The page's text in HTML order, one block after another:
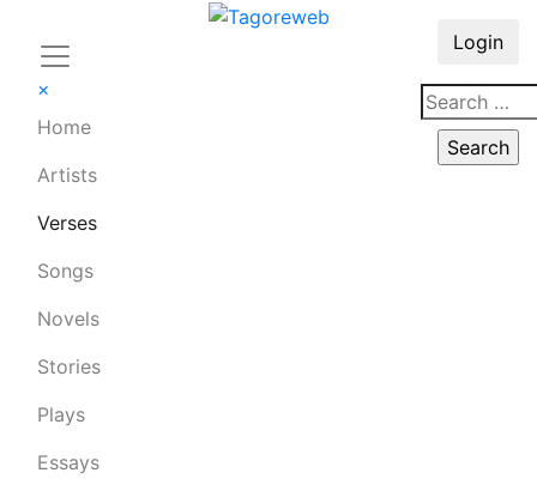
×
Home
Artists
Verses
Songs
Novels
Stories
Plays
Essays
Login